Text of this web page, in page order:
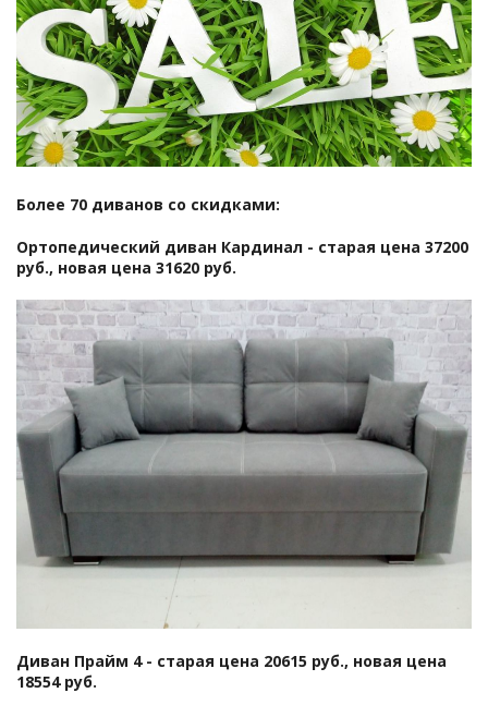
Более 70 диванов со скидками:
Ортопедический диван Кардинал - старая цена 37200
руб., новая цена 31620 руб.
Диван Прайм 4 - старая цена 20615 руб., новая цена
18554 руб.